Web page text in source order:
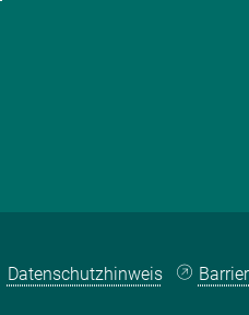
Datenschutzhinweis